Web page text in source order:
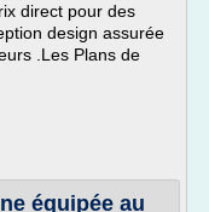
direct pour des
design assurée
.Les Plans de
équipée au